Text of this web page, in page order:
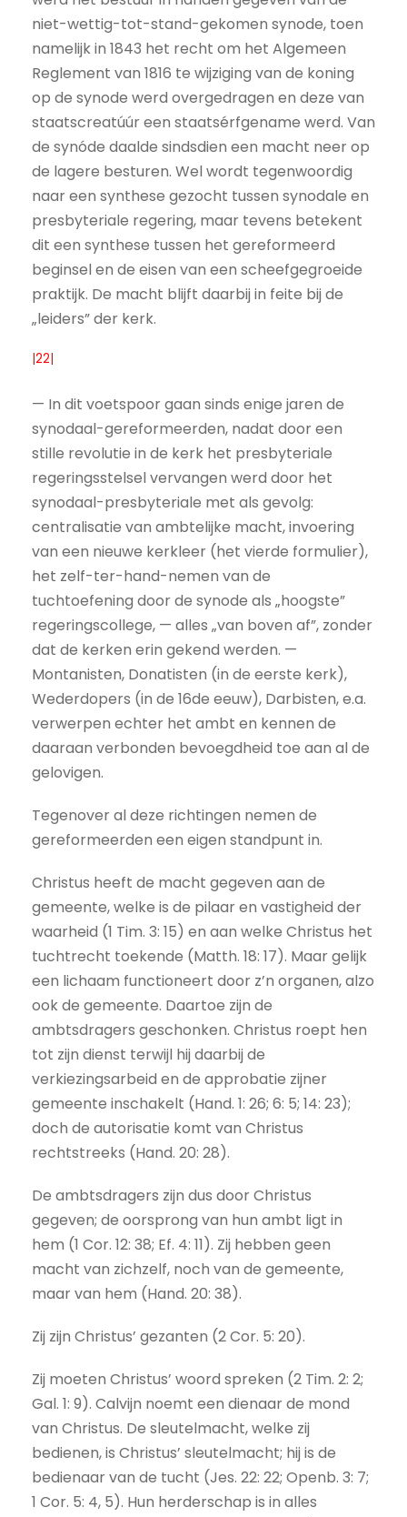
niet-wettig-tot-stand-gekomen synode, toen
namelijk in 1843 het recht om het Algemeen
Reglement van 1816 te wijziging van de koning
op de synode werd overgedragen en deze van
staatscreatúúr een staatsérfgename werd. Van
de synóde daalde sindsdien een macht neer op
de lagere besturen. Wel wordt tegenwoordig
naar een synthese gezocht tussen synodale en
presbyteriale regering, maar tevens betekent
dit een synthese tussen het gereformeerd
beginsel en de eisen van een scheefgegroeide
praktijk. De macht blijft daarbij in feite bij de
„leiders” der kerk.
|22|
— In dit voetspoor gaan sinds enige jaren de
synodaal-gereformeerden, nadat door een
stille revolutie in de kerk het presbyteriale
regeringsstelsel vervangen werd door het
synodaal-presbyteriale met als gevolg:
centralisatie van ambtelijke macht, invoering
van een nieuwe kerkleer (het vierde formulier),
het zelf-ter-hand-nemen van de
tuchtoefening door de synode als „hoogste”
regeringscollege, — alles „van boven af”, zonder
dat de kerken erin gekend werden. —
Montanisten, Donatisten (in de eerste kerk),
Wederdopers (in de 16de eeuw), Darbisten, e.a.
verwerpen echter het ambt en kennen de
daaraan verbonden bevoegdheid toe aan al de
gelovigen.
Tegenover al deze richtingen nemen de
gereformeerden een eigen standpunt in.
Christus heeft de macht gegeven aan de
gemeente, welke is de pilaar en vastigheid der
waarheid (1 Tim. 3: 15) en aan welke Christus het
tuchtrecht toekende (Matth. 18: 17). Maar gelijk
een lichaam functioneert door z’n organen, alzo
ook de gemeente. Daartoe zijn de
ambtsdragers geschonken. Christus roept hen
tot zijn dienst terwijl hij daarbij de
verkiezingsarbeid en de approbatie zijner
gemeente inschakelt (Hand. 1: 26; 6: 5; 14: 23);
doch de autorisatie komt van Christus
rechtstreeks (Hand. 20: 28).
De ambtsdragers zijn dus door Christus
gegeven; de oorsprong van hun ambt ligt in
hem (1 Cor. 12: 38; Ef. 4: 11). Zij hebben geen
macht van zichzelf, noch van de gemeente,
maar van hem (Hand. 20: 38).
Zij zijn Christus’ gezanten (2 Cor. 5: 20).
Zij moeten Christus’ woord spreken (2 Tim. 2: 2;
Gal. 1: 9). Calvijn noemt een dienaar de mond
van Christus. De sleutelmacht, welke zij
bedienen, is Christus’ sleutelmacht; hij is de
bedienaar van de tucht (Jes. 22: 22; Openb. 3: 7;
1 Cor. 5: 4, 5). Hun herderschap is in alles